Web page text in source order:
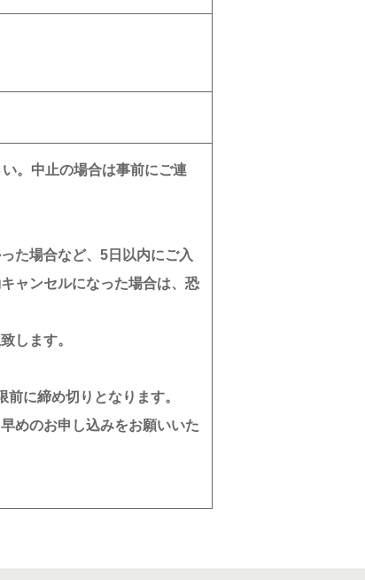
。中止の場合は事前にご連
た場合など、5日以内にご入
ャンセルになった場合は、恐
します。
に締め切りとなります。
めのお申し込みをお願いいた